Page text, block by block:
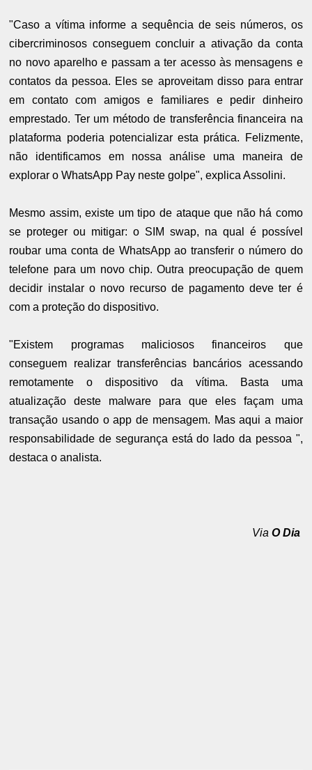
"Caso a vítima informe a sequência de seis números, os
cibercriminosos conseguem concluir a ativação da conta
no novo aparelho e passam a ter acesso às mensagens e
contatos da pessoa. Eles se aproveitam disso para entrar
em contato com amigos e familiares e pedir dinheiro
emprestado. Ter um método de transferência financeira na
plataforma poderia potencializar esta prática. Felizmente,
não identificamos em nossa análise uma maneira de
explorar o WhatsApp Pay neste golpe", explica Assolini.
Mesmo assim, existe um tipo de ataque que não há como
se proteger ou mitigar: o SIM swap, na qual é possível
roubar uma conta de WhatsApp ao transferir o número do
telefone para um novo chip. Outra preocupação de quem
decidir instalar o novo recurso de pagamento deve ter é
com a proteção do dispositivo.
"Existem programas maliciosos financeiros que
conseguem realizar transferências bancários acessando
remotamente o dispositivo da vítima. Basta uma
atualização deste malware para que eles façam uma
transação usando o app de mensagem. Mas aqui a maior
responsabilidade de segurança está do lado da pessoa ",
destaca o analista.
Via O Dia